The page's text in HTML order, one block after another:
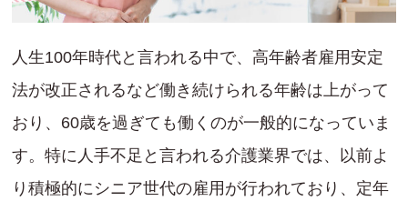
人生100年時代と言われる中で、高年齢者雇用安定
法が改正されるなど働き続けられる年齢は上がって
おり、60歳を過ぎても働くのが一般的になっていま
す。特に人手不足と言われる介護業界では、以前よ
り積極的にシニア世代の雇用が行われており、定年